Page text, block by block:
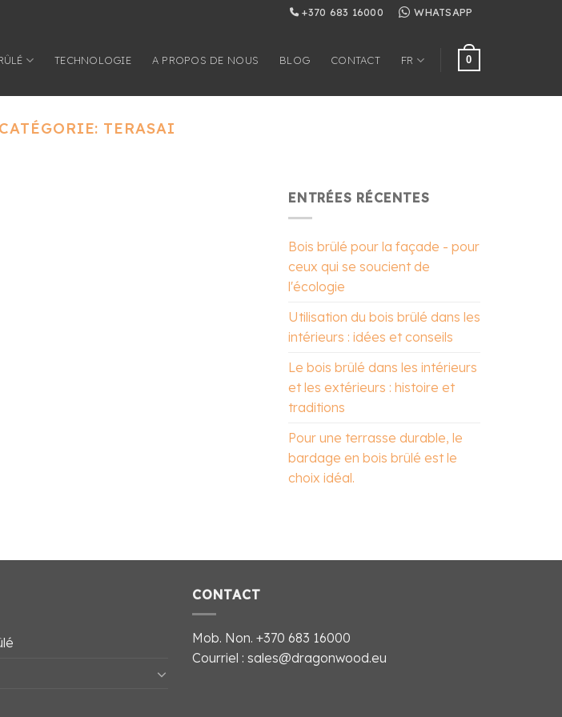
+370 683 16000 WHATSAPP
TECHNOLOGIE A PROPOS DE NOUS BLOG CONTACT FR 0
TERASAI
ENTRÉES RÉCENTES
Bois brûlé pour la façade - pour
ceux qui se soucient de
l'écologie
Utilisation du bois brûlé dans les
intérieurs : idées et conseils
Le bois brûlé dans les intérieurs
et les extérieurs : histoire et
traditions
Pour une terrasse durable, le
bardage en bois brûlé est le
choix idéal.
CONTACT
Mob. Non. +370 683 16000
Courriel : sales@dragonwood.eu